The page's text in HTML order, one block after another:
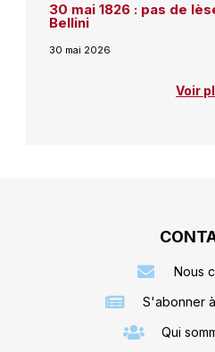
30 mai 1826 : pas de
Bellini
30 mai 2026
Voir
Nous
S'abonner
Qui